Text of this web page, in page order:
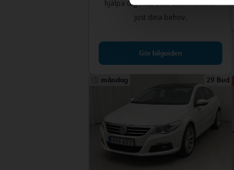
hjälpa dig hitta bilar som matchar
just dina behov.
Gör bilguiden
måndag 29 Bud